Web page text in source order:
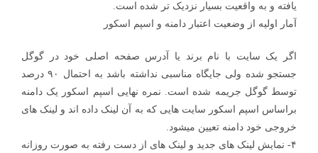
یافته و به واقعیت بسیار نزدیک تر شده است.
آمار اولیه از وضعیت اعتبار دامنه و اسپم اسکور
اگر یک سایت با نام برند یا آدرس صفحه اصلی خود در گوگل
جستجو شده ولی جایگاه مناسبی نداشته باشد به احتمال ۹۰ درصد
توسط گوگل جریمه شده است. نمره نهایی اسپم اسکور یک دامنه
براساس اسپم اسکور سایت هایی که به آن لینک داده اند و لینک های
خروجی خود دامنه تعیین میشود.
۴- نمایش لینک های جدید و لینک های از دست رفته به صورت روزانه